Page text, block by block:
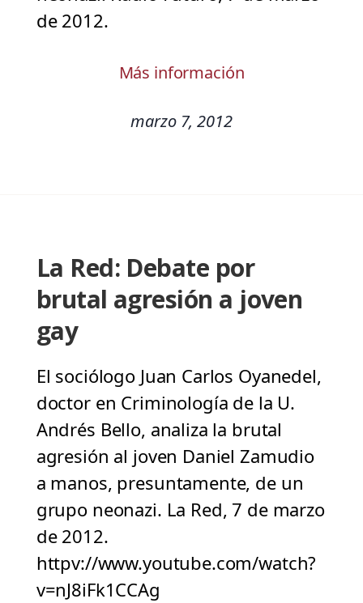
de 2012.
Más información
marzo 7, 2012
La Red: Debate por
brutal agresión a joven
gay
El sociólogo Juan Carlos Oyanedel,
doctor en Criminología de la U.
Andrés Bello, analiza la brutal
agresión al joven Daniel Zamudio
a manos, presuntamente, de un
grupo neonazi. La Red, 7 de marzo
de 2012.
httpv://www.youtube.com/watch?
v=nJ8iFk1CCAg